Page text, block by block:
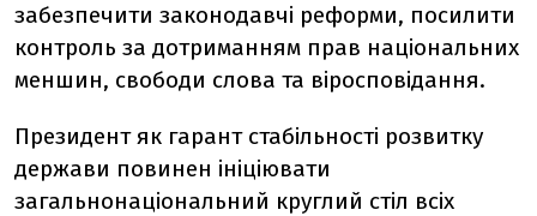
забезпечити законодавчі реформи, посилити
контроль за дотриманням прав національних
меншин, свободи слова та віросповідання.
Президент як гарант стабільності розвитку
держави повинен ініціювати
загальнонаціональний круглий стіл всіх